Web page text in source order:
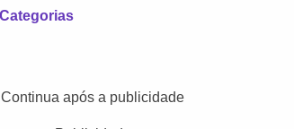
Continua após a publicidade